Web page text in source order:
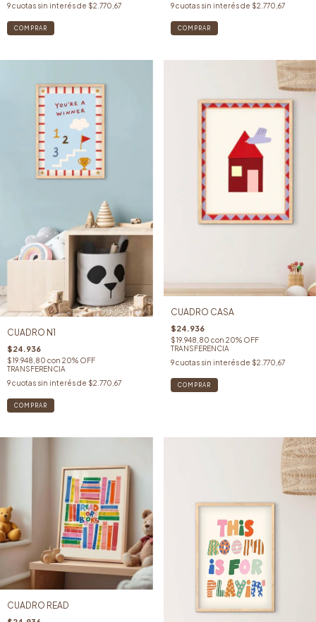
9cuotas sin interés de $2.770,67
COMPRAR
9 cuotas sin interés de $2.770,67
COMPRAR
CUADRO N1
$24.936
$19.948,80 con 20% OFF
TRANSFERENCIA
9cuotas sin interés de $2.770,67
COMPRAR
CUADRO CASA
$24.936
$19.948,80 con 20% OFF
TRANSFERENCIA
9 cuotas sin interés de $2.770,67
COMPRAR
CUADRO READ